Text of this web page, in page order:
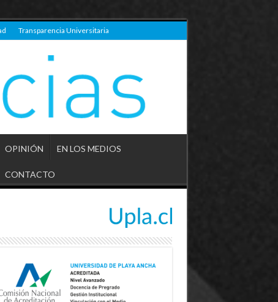
Transparencia Universitaria
OPINIÓN EN LOS MEDIOS
CONTACTO